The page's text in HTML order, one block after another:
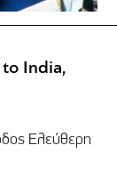
to India,
Ελεύθερη